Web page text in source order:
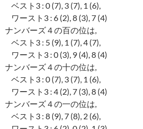
ベスト3 : 0 (7), 3 (7), 1 (6),
ワースト3 : 6 (2), 8 (3), 7 (4)
ナンバーズ４の百の位は,
ベスト3 : 5 (9), 1 (7), 4 (7),
ワースト3 : 0 (3), 9 (4), 8 (4)
ナンバーズ４の十の位は,
ベスト3 : 0 (7), 3 (7), 1 (6),
ワースト3 : 4 (2), 7 (3), 8 (4)
ナンバーズ４の一の位は,
ベスト3 : 8 (9), 7 (8), 2 (6),